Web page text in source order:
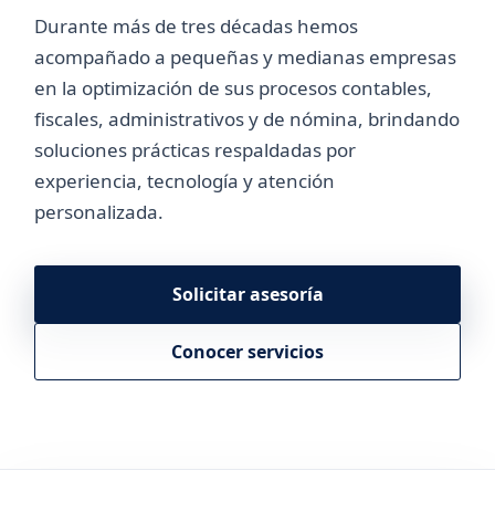
Durante más de tres décadas hemos
acompañado a pequeñas y medianas empresas
en la optimización de sus procesos contables,
fiscales, administrativos y de nómina, brindando
soluciones prácticas respaldadas por
experiencia, tecnología y atención
personalizada.
Solicitar asesoría
Conocer servicios